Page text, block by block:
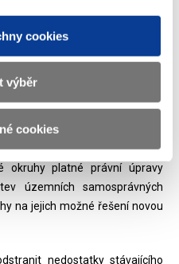
cookies
výběr
cookies
nové koncepce odměňování
celků
s Ministerstvem vnitra a
věcí předkládá vládě materiál
nové koncepce odměňování
celků“. Materiál
okruhy platné právní úpravy
územních samosprávných
na jejich možné řešení novou
nedostatky stávajícího